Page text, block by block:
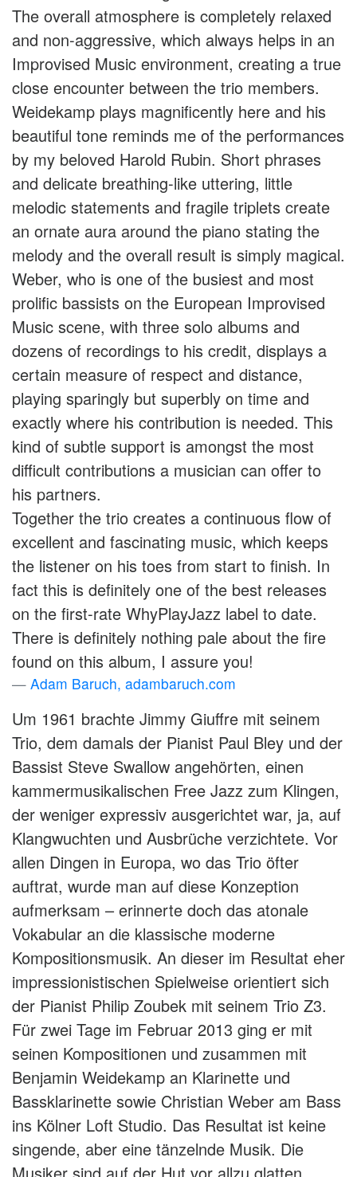
The overall atmosphere is completely relaxed
and non-aggressive, which always helps in an
Improvised Music environment, creating a true
close encounter between the trio members.
Weidekamp plays magnificently here and his
beautiful tone reminds me of the performances
by my beloved Harold Rubin. Short phrases
and delicate breathing-like uttering, little
melodic statements and fragile triplets create
an ornate aura around the piano stating the
melody and the overall result is simply magical.
Weber, who is one of the busiest and most
prolific bassists on the European Improvised
Music scene, with three solo albums and
dozens of recordings to his credit, displays a
certain measure of respect and distance,
playing sparingly but superbly on time and
exactly where his contribution is needed. This
kind of subtle support is amongst the most
difficult contributions a musician can offer to
his partners.
Together the trio creates a continuous flow of
excellent and fascinating music, which keeps
the listener on his toes from start to finish. In
fact this is definitely one of the best releases
on the first-rate WhyPlayJazz label to date.
There is definitely nothing pale about the fire
found on this album, I assure you!
Adam Baruch, adambaruch.com
Um 1961 brachte Jimmy Giuffre mit seinem
Trio, dem damals der Pianist Paul Bley und der
Bassist Steve Swallow angehörten, einen
kammermusikalischen Free Jazz zum Klingen,
der weniger expressiv ausgerichtet war, ja, auf
Klangwuchten und Ausbrüche verzichtete. Vor
allen Dingen in Europa, wo das Trio öfter
auftrat, wurde man auf diese Konzeption
aufmerksam – erinnerte doch das atonale
Vokabular an die klassische moderne
Kompositionsmusik. An dieser im Resultat eher
impressionistischen Spielweise orientiert sich
der Pianist Philip Zoubek mit seinem Trio Z3.
Für zwei Tage im Februar 2013 ging er mit
seinen Kompositionen und zusammen mit
Benjamin Weidekamp an Klarinette und
Bassklarinette sowie Christian Weber am Bass
ins Kölner Loft Studio. Das Resultat ist keine
singende, aber eine tänzelnde Musik. Die
Musiker sind auf der Hut vor allzu glatten